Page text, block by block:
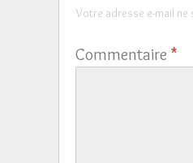
Votre adresse e-mail ne
Commentaire *